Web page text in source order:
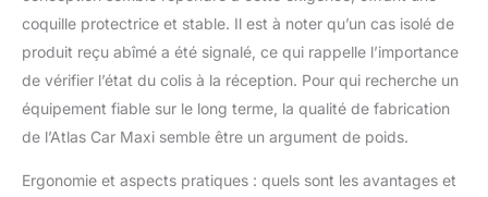
mesurez la hauteur et
la longueur de votre
chien pour vous
assurer de choisir la
taille la plus adaptée
pour garantir un
Vérifiez également que
coquille protectrice et stable. Il est à noter qu’un cas isolé de
produit reçu abîmé a été signalé, ce qui rappelle l’importance
de vérifier l’état du colis à la réception. Pour qui recherche un
équipement fiable sur le long terme, la qualité de fabrication
de l’Atlas Car Maxi semble être un argument de poids.
Ergonomie et aspects pratiques : quels sont les avantages et